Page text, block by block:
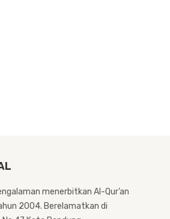
menerbitkan Al-Qur’an
2004. Berelamatkan di